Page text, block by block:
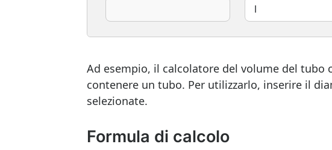
Ad esempio, il calcolatore del volume del tubo
contenere un tubo. Per utilizzarlo, inserire il
selezionate.
Formula di calcolo